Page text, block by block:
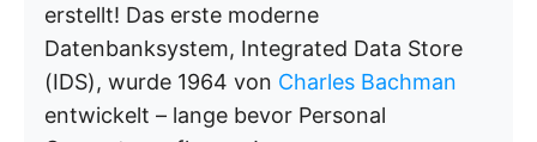
erstellt! Das erste moderne
Datenbanksystem, Integrated Data Store
(IDS), wurde 1964 von Charles Bachman
entwickelt – lange bevor Personal